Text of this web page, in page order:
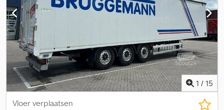
1 / 15
Vloer verplaatsen